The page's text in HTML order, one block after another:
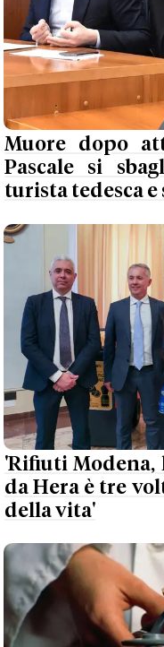
Muore dopo
Pascale si
turista tedesca
'Rifiuti Modena,
da Hera è tre
della vita'